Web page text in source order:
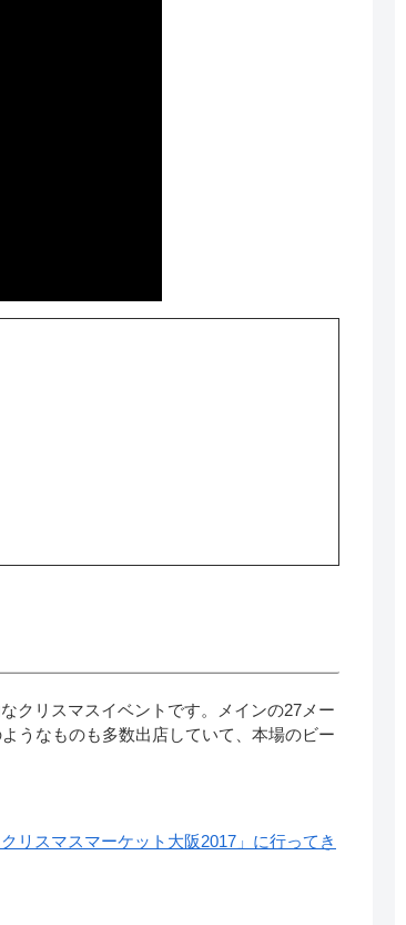
クリスマスイベントです。メインの27メー
うなものも多数出店していて、本場のビー
リスマスマーケット大阪2017」に行ってき